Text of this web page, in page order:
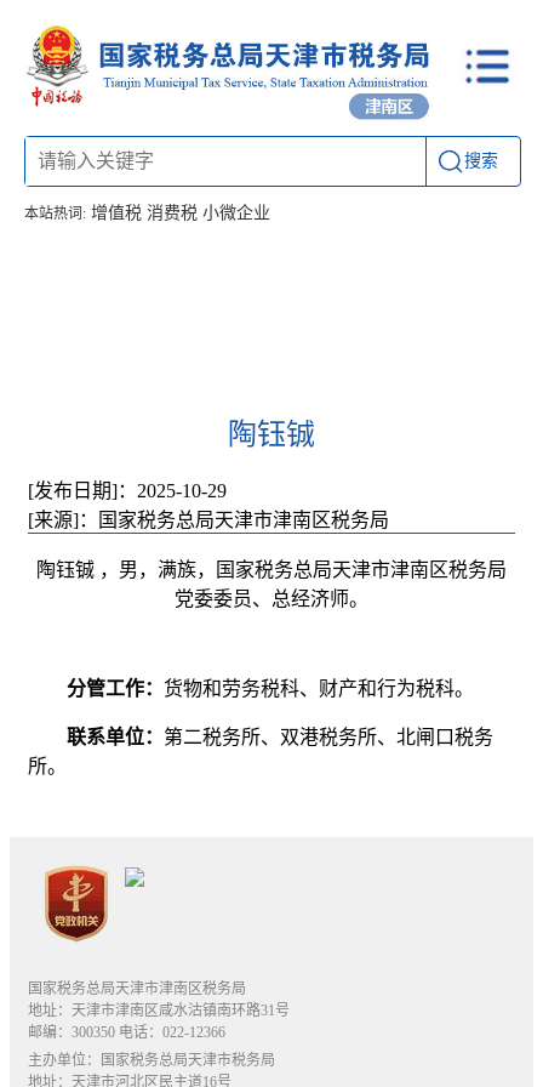
搜索
本站热词: 增值税 消费税 小微企业
陶钰铖
[发布日期]：2025-10-29
[来源]：国家税务总局天津市津南区税务局
陶钰铖 ，男，满族，国家税务总局天津市津南区税务局
党委委员、总经济师。
分管工作：货物和劳务税科、财产和行为税科。
联系单位： 第二税务所、双港税务所、北闸口税务
所。
国家税务总局天津市津南区税务局
地址：天津市津南区咸水沽镇南环路31号
邮编：300350 电话：022-12366
主办单位：国家税务总局天津市税务局
地址：天津市河北区民主道16号